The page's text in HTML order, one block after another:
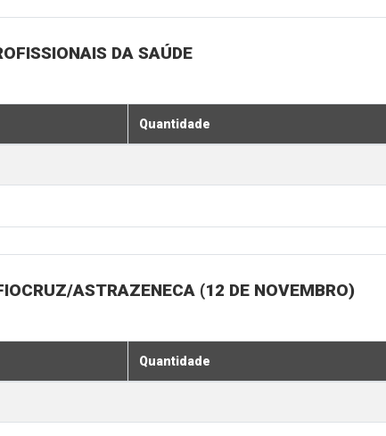
DA SAÚDE
Quantidade
ASTRAZENECA (12 DE NOVEMBRO)
Quantidade